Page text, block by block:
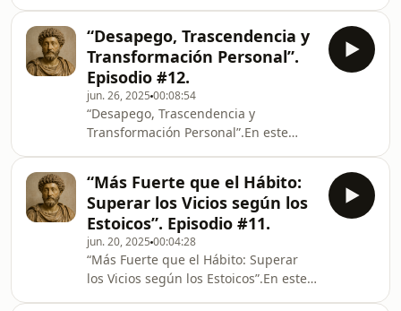
pasajera.Es un llamado a la acción
real, consciente y
sus actitudes, proteger tu energía y
alejarlas sin caer en el rencor.
Además, exploramos cómo atraer a
personas que estén en tu misma
sintonía, con intenciones limpias y
energía positiva. Inspirado en los
principios del estoicismo, este
episodio te invita a rode
“Desapego, Trascendencia y
Transformación Personal”.
Episodio #12.
jun. 26, 2025 00:08:54
“Desapego, Trascendencia y
Transformación Personal”.En este
afrontar los desafíos de la vida con
fortaleza, claridad y propósito. A
través de enseñanzas de los grandes
filósofos estoicos como Marco Aurelio,
Séneca y Epicteto, te invito a
descubrir cómo desarrollar tu mejor
versión, superar la ansiedad, soltar lo
“Más Fuerte que el Hábito:
Superar los Vicios según los
Estoicos”. Episodio #11.
jun. 20, 2025 00:04:28
“Más Fuerte que el Hábito: Superar
los Vicios según los Estoicos”.En este